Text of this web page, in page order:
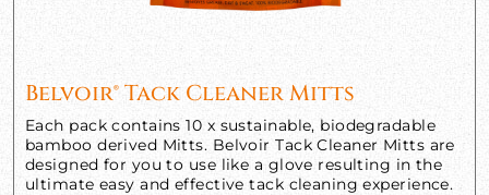
Belvoir® Tack Cleaner Mitts
Each pack contains 10 x sustainable, biodegradable
bamboo derived Mitts. Belvoir Tack Cleaner Mitts are
designed for you to use like a glove resulting in the
ultimate easy and effective tack cleaning experience.